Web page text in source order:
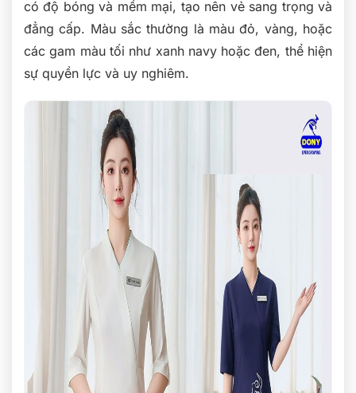
có độ bóng và mềm mại, tạo nên vẻ sang trọng và
đẳng cấp. Màu sắc thường là màu đỏ, vàng, hoặc
các gam màu tối như xanh navy hoặc đen, thể hiện
sự quyền lực và uy nghiêm.